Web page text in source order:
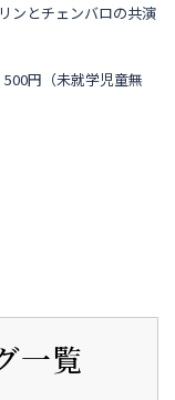
ンとチェンバロの共演
円（未就学児童無
一覧